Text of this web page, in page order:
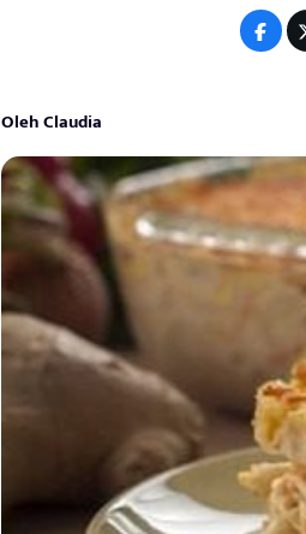
Oleh Claudia